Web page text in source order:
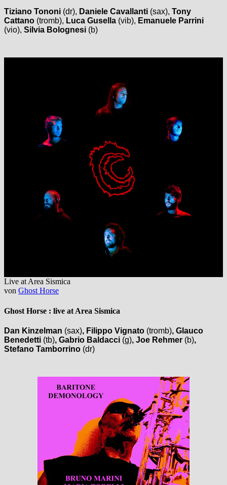
Tiziano Tononi (dr), Daniele Cavallanti (sax), Tony
Cattano (tromb), Luca Gusella (vib), Emanuele Parrini
(vio), Silvia Bolognesi (b)
Live at Area Sismica
von Ghost Horse
Ghost Horse : live at Area Sismica
Dan Kinzelman (sax), Filippo Vignato (tromb), Glauco
Benedetti (tb), Gabrio Baldacci (g), Joe Rehmer (b),
Stefano Tamborrino (dr)